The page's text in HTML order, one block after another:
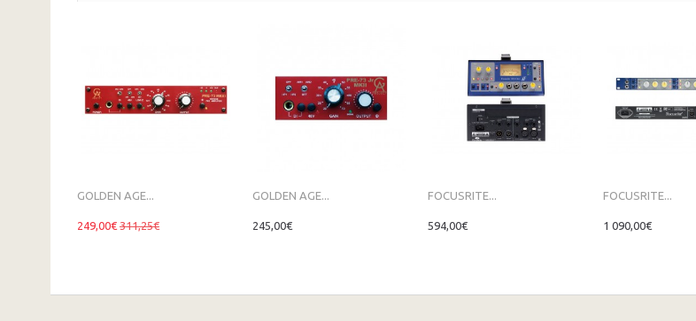
GOLDEN AGE...
249,00€ 311,25€
GOLDEN AGE...
245,00€
FOCUSRITE...
594,00€
FOCUSRITE...
1 090,00€